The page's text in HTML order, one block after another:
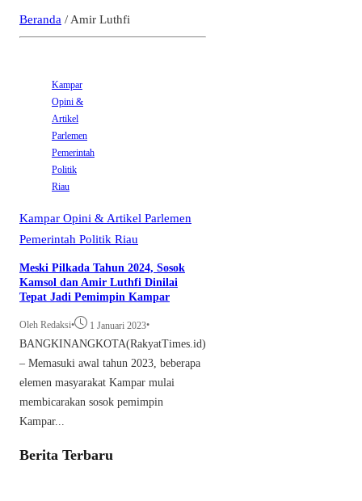
Beranda / Amir Luthfi
Kampar
Opini &
Artikel
Parlemen
Pemerintah
Politik
Riau
Kampar Opini & Artikel Parlemen
Pemerintah Politik Riau
Meski Pilkada Tahun 2024, Sosok
Kamsol dan Amir Luthfi Dinilai
Tepat Jadi Pemimpin Kampar
Oleh Redaksi• 1 Januari 2023•
BANGKINANGKOTA(RakyatTimes.id)
– Memasuki awal tahun 2023, beberapa
elemen masyarakat Kampar mulai
membicarakan sosok pemimpin
Kampar...
Berita Terbaru